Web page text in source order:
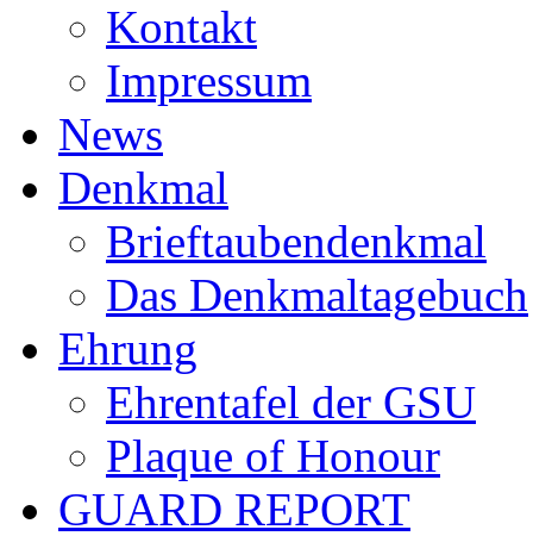
Kontakt
Impressum
News
Denkmal
Brieftaubendenkmal
Das Denkmaltagebuch
Ehrung
Ehrentafel der GSU
Plaque of Honour
GUARD REPORT